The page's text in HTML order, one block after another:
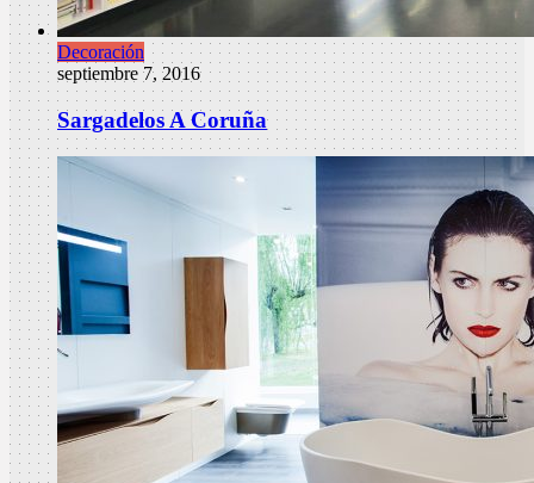
Decoración
septiembre 7, 2016
Sargadelos A Coruña